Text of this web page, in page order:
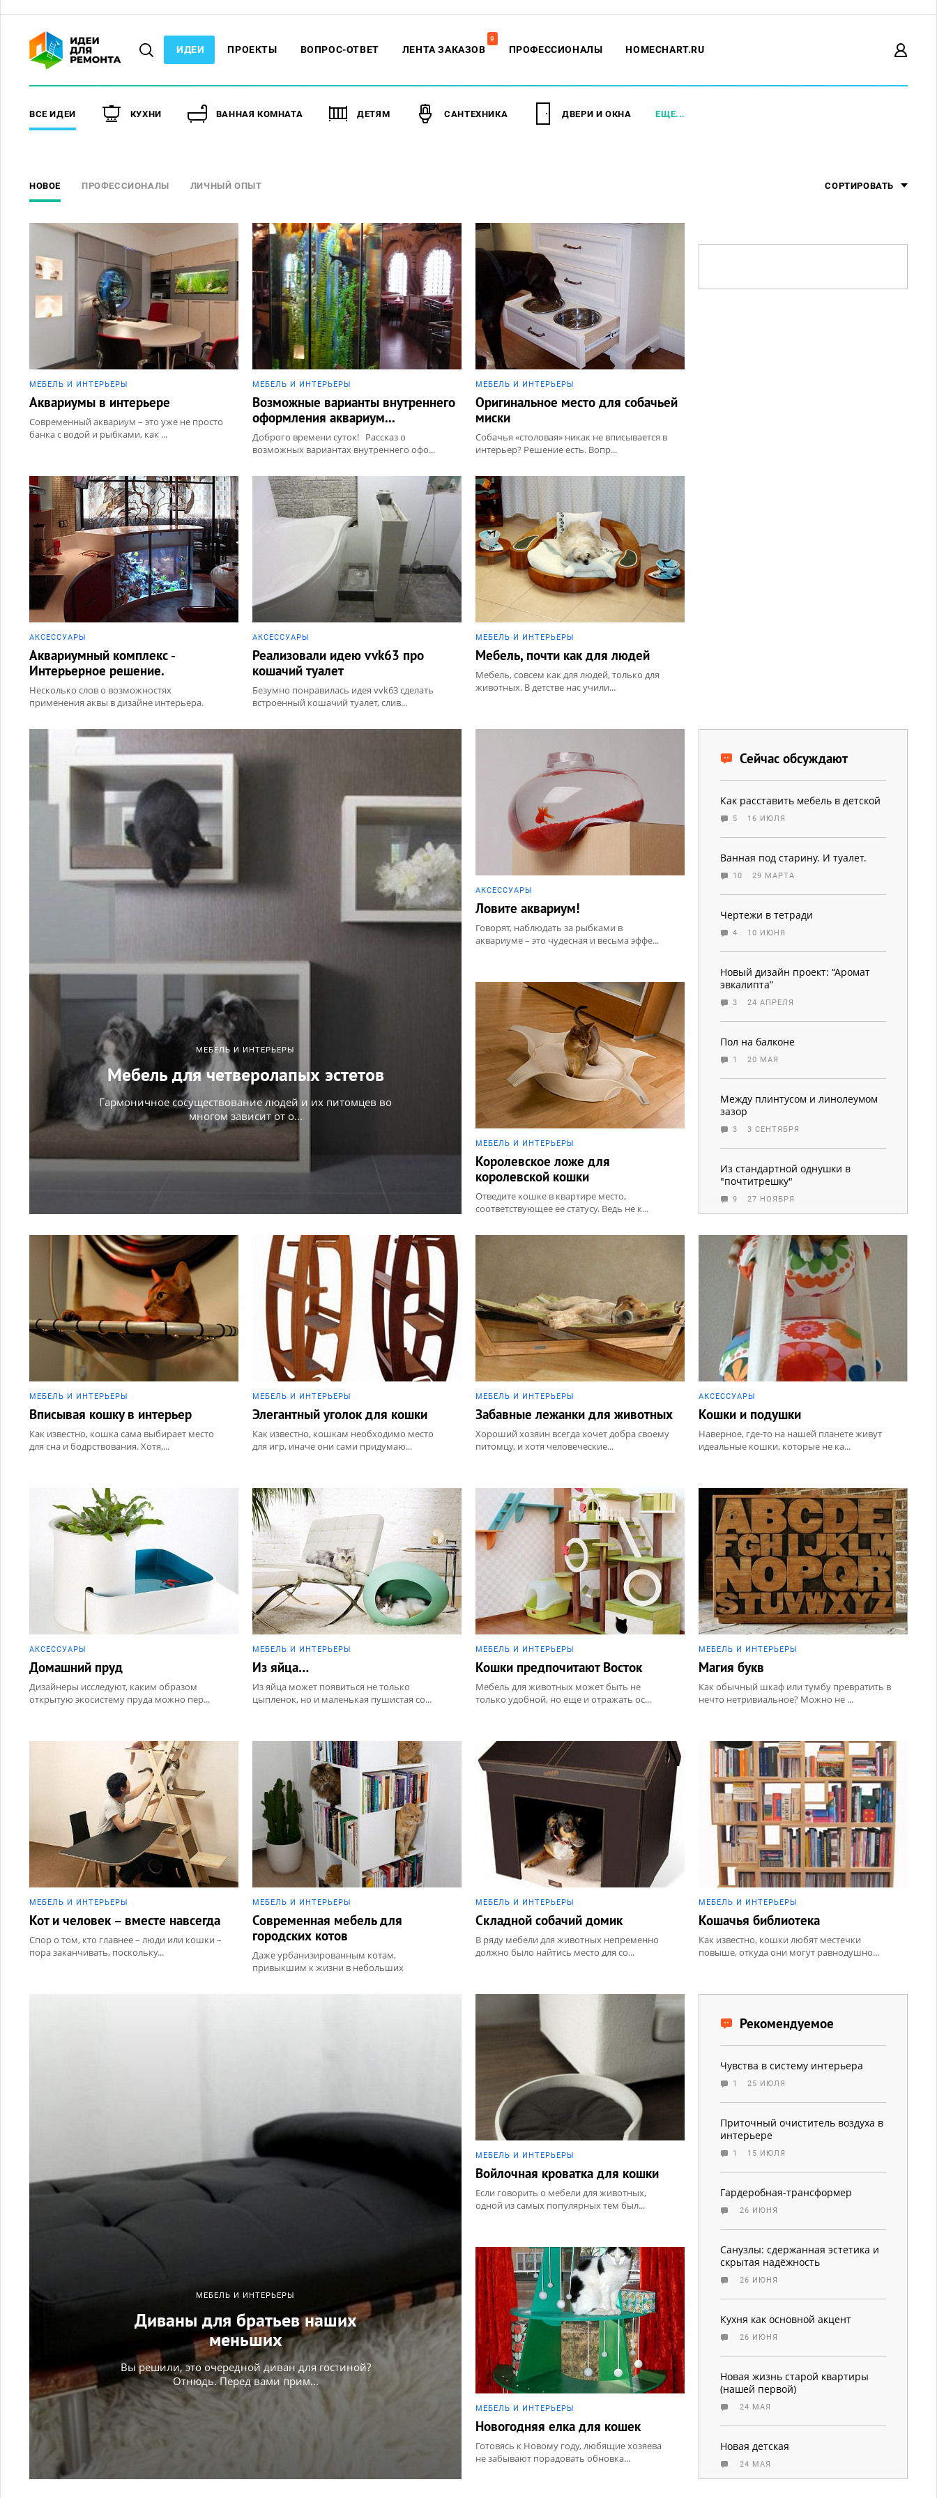
ИДЕИ ПРОЕКТЫ ВОПРОС-ОТВЕТ ЛЕНТА ЗАКАЗОВ
9
ПРОФЕССИОНАЛЫ HOMECHART.RU
ВСЕ ИДЕИ КУХНИ ВАННАЯ КОМНАТА ДЕТЯМ САНТЕХНИКА ДВЕРИ И ОКНА ЕЩЕ...
НОВОЕ ПРОФЕССИОНАЛЫ ЛИЧНЫЙ ОПЫТ СОРТИРОВАТЬ
МЕБЕЛЬ И ИНТЕРЬЕРЫ
Аквариумы в интерьере
Современный аквариум – это уже не просто
банка с водой и рыбками, как ...
МЕБЕЛЬ И ИНТЕРЬЕРЫ
Возможные варианты внутреннего
оформления аквариум...
Доброго времени суток! Рассказ о
возможных вариантах внутреннего офо...
МЕБЕЛЬ И ИНТЕРЬЕРЫ
Оригинальное место для собачьей
миски
Собачья «столовая» никак не вписывается в
интерьер? Решение есть. Вопр...
АКCЕССУАРЫ
Аквариумный комплекс -
Интерьерное решение.
Несколько слов о возможностях
применения аквы в дизайне интерьера.
АКCЕССУАРЫ
Реализовали идею vvk63 про
кошачий туалет
Безумно понравилась идея vvk63 сделать
встроенный кошачий туалет, слив...
МЕБЕЛЬ И ИНТЕРЬЕРЫ
Мебель, почти как для людей
Мебель, совсем как для людей, только для
животных. В детстве нас учили...
МЕБЕЛЬ И ИНТЕРЬЕРЫ
Мебель для четверолапых эстетов
Гармоничное сосуществование людей и их питомцев во
многом зависит от о...
АКCЕССУАРЫ
Ловите аквариум!
Говорят, наблюдать за рыбками в
аквариуме – это чудесная и весьма эффе...
МЕБЕЛЬ И ИНТЕРЬЕРЫ
Королевское ложе для
королевской кошки
Отведите кошке в квартире место,
соответствующее ее статусу. Ведь не к...
Сейчас обсуждают
Как расставить мебель в детской
5 16 ИЮЛЯ
Ванная под старину. И туалет.
10 29 МАРТА
Чертежи в тетради
4 10 ИЮНЯ
Новый дизайн проект: “Аромат
эвкалипта”
3 24 АПРЕЛЯ
Пол на балконе
1 20 МАЯ
Между плинтусом и линолеумом
зазор
3 3 СЕНТЯБРЯ
Из стандартной однушки в
"почтитрешку"
9 27 НОЯБРЯ
Как произвести перепланировку
1 14 ИЮЛЯ
МЕБЕЛЬ И ИНТЕРЬЕРЫ
Вписывая кошку в интерьер
Как известно, кошка сама выбирает место
для сна и бодрствования. Хотя,...
МЕБЕЛЬ И ИНТЕРЬЕРЫ
Элегантный уголок для кошки
Как известно, кошкам необходимо место
для игр, иначе они сами придумаю...
МЕБЕЛЬ И ИНТЕРЬЕРЫ
Забавные лежанки для животных
Хороший хозяин всегда хочет добра своему
питомцу, и хотя человеческие...
АКCЕССУАРЫ
Кошки и подушки
Наверное, где-то на нашей планете живут
идеальные кошки, которые не ка...
АКCЕССУАРЫ
Домашний пруд
Дизайнеры исследуют, каким образом
открытую экосистему пруда можно пер...
МЕБЕЛЬ И ИНТЕРЬЕРЫ
Из яйца…
Из яйца может появиться не только
цыпленок, но и маленькая пушистая со...
МЕБЕЛЬ И ИНТЕРЬЕРЫ
Кошки предпочитают Восток
Мебель для животных может быть не
только удобной, но еще и отражать ос...
МЕБЕЛЬ И ИНТЕРЬЕРЫ
Магия букв
Как обычный шкаф или тумбу превратить в
нечто нетривиальное? Можно не ...
МЕБЕЛЬ И ИНТЕРЬЕРЫ
Кот и человек – вместе навсегда
Спор о том, кто главнее – люди или кошки –
пора заканчивать, поскольку...
МЕБЕЛЬ И ИНТЕРЬЕРЫ
Современная мебель для
городских котов
Даже урбанизированным котам,
привыкшим к жизни в небольших
МЕБЕЛЬ И ИНТЕРЬЕРЫ
Складной собачий домик
В ряду мебели для животных непременно
должно было найтись место для со...
МЕБЕЛЬ И ИНТЕРЬЕРЫ
Кошачья библиотека
Как известно, кошки любят местечки
повыше, откуда они могут равнодушно...
МЕБЕЛЬ И ИНТЕРЬЕРЫ
Диваны для братьев наших
меньших
Вы решили, это очередной диван для гостиной?
Отнюдь. Перед вами прим...
МЕБЕЛЬ И ИНТЕРЬЕРЫ
Войлочная кроватка для кошки
Если говорить о мебели для животных,
одной из самых популярных тем был...
МЕБЕЛЬ И ИНТЕРЬЕРЫ
Новогодняя елка для кошек
Готовясь к Новому году, любящие хозяева
не забывают порадовать обновка...
Рекомендуемое
Чувства в систему интерьера
1 25 ИЮЛЯ
Приточный очиститель воздуха в
интерьере
1 15 ИЮЛЯ
Гардеробная-трансформер
26 ИЮНЯ
Санузлы: сдержанная эстетика и
скрытая надёжность
26 ИЮНЯ
Кухня как основной акцент
26 ИЮНЯ
Новая жизнь старой квартиры
(нашей первой)
24 МАЯ
Новая детская
24 МАЯ